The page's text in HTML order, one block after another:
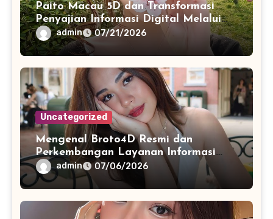
Paito Macau 5D dan Transformasi
Penyajian Informasi Digital Melalui
Visualisasi Data Modern
admin 07/21/2026
Uncategorized
Mengenal Broto4D Resmi dan
Perkembangan Layanan Informasi
Berbasis Teknologi Modern
admin 07/06/2026